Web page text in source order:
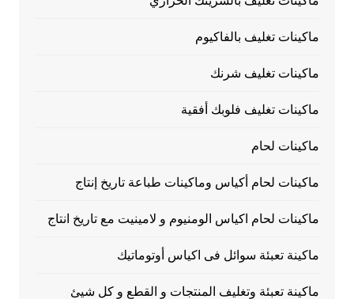
ماكينات تغليف بالفاكيوم
ماكينات تغليف شرنك
ماكينات تغليف فلوبك أفقية
ماكينات لحام
ماكينات لحام أكياس وماكينات طباعة تاريخ إنتاج
ماكينات لحام اكياس الومنيوم و لامينيت مع تاريخ انتاج
ماكينة تعبئة سوائل فى اكياس أوتوماتيك
ماكينة تعبئة وتغليف المنتجات و القطع و كل شيئ